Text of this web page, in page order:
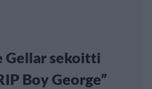
Gellar sekoitti
Boy George”